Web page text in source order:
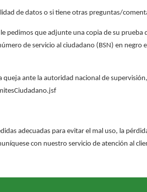
de datos o si tiene otras preguntas/
pedimos que adjunte una copia de su
de servicio al ciudadano (BSN) en
ante la autoridad nacional de
adecuadas para evitar el mal uso, la
con nuestro servicio de atención al